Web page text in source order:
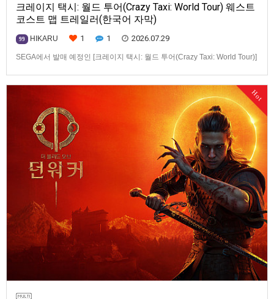
크레이지 택시: 월드 투어(Crazy Taxi: World Tour) 웨스트
코스트 맵 트레일러(한국어 자막)
99 HIKARU 1 1 2026.07.29
SEGA에서 발매 예정인 [크레이지 택시: 월드 투어(Crazy Taxi: World Tour)]
Hot